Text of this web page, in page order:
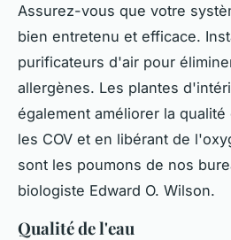
Assurez-vous que votre
bien entretenu et efficace.
purificateurs d'air pour
allergènes. Les plantes
également améliorer la
les COV et en libérant de
sont les poumons de nos
biologiste Edward O. Wilson.
Qualité de l'eau